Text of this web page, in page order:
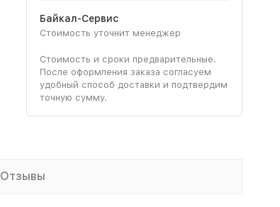
Байкал-Сервис
Стоимость уточнит менеджер
Стоимость и сроки предварительные.
После оформления заказа согласуем
удобный способ доставки и подтвердим
точную сумму.
Отзывы